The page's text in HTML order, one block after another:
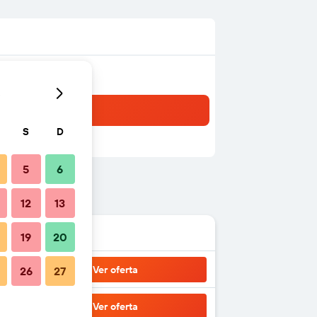
Ver oferta
Ver oferta
S D
5 6
12 13
19 20
26 27